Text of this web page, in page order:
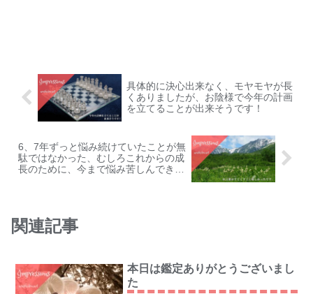
具体的に決心出来なく、モヤモヤが長
くありましたが、お陰様で今年の計画
を立てることが出来そうです！
6、7年ずっと悩み続けていたことが無
駄ではなかった、むしろこれからの成
長のために、今まで悩み苦しんできた
関連記事
本日は鑑定ありがとうございまし
た